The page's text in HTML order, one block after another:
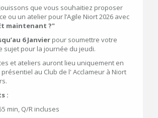
que vous souhaitiez proposer
ou un atelier pour l’Agile Niort 2026 avec
maintenant ?"
6 Janvier pour soumettre votre
sujet pour la journée du jeudi.
et ateliers auront lieu uniquement en
au Club de l' Acclameur à Niort
:
min, Q/R incluses